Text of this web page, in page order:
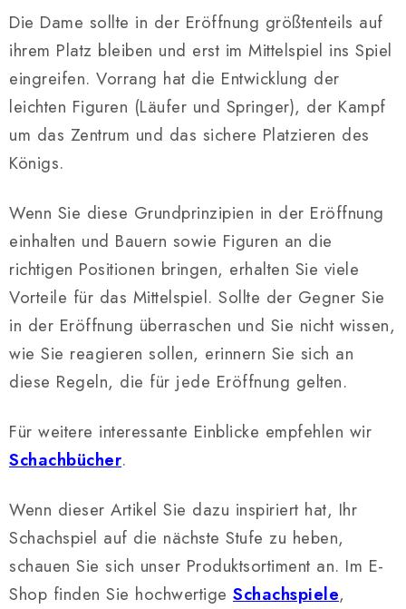
Die Dame sollte in der Eröffnung größtenteils auf
ihrem Platz bleiben und erst im Mittelspiel ins Spiel
eingreifen. Vorrang hat die Entwicklung der
leichten Figuren (Läufer und Springer), der Kampf
um das Zentrum und das sichere Platzieren des
Königs.
Wenn Sie diese Grundprinzipien in der Eröffnung
einhalten und Bauern sowie Figuren an die
richtigen Positionen bringen, erhalten Sie viele
Vorteile für das Mittelspiel. Sollte der Gegner Sie
in der Eröffnung überraschen und Sie nicht wissen,
wie Sie reagieren sollen, erinnern Sie sich an
diese Regeln, die für jede Eröffnung gelten.
Für weitere interessante Einblicke empfehlen wir
Schachbücher.
Wenn dieser Artikel Sie dazu inspiriert hat, Ihr
Schachspiel auf die nächste Stufe zu heben,
schauen Sie sich unser Produktsortiment an. Im E-
Shop finden Sie hochwertige Schachspiele,